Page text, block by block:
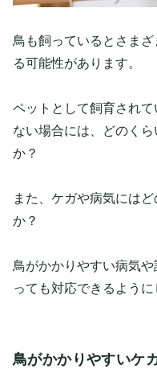
鳥も飼っているとさま
る可能性があります。
ペットとして飼育され
ない場合には、どのく
か？
また、ケガや病気には
か？
鳥がかかりやすい病気
っても対応できるように
鳥がかかりやすいケ